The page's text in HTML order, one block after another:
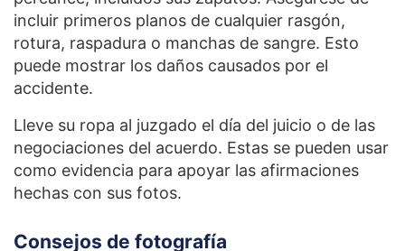
incluir primeros planos de cualquier rasgón,
rotura, raspadura o manchas de sangre. Esto
puede mostrar los daños causados por el
accidente.
Lleve su ropa al juzgado el día del juicio o de las
negociaciones del acuerdo. Estas se pueden usar
como evidencia para apoyar las afirmaciones
hechas con sus fotos.
Consejos de fotografía